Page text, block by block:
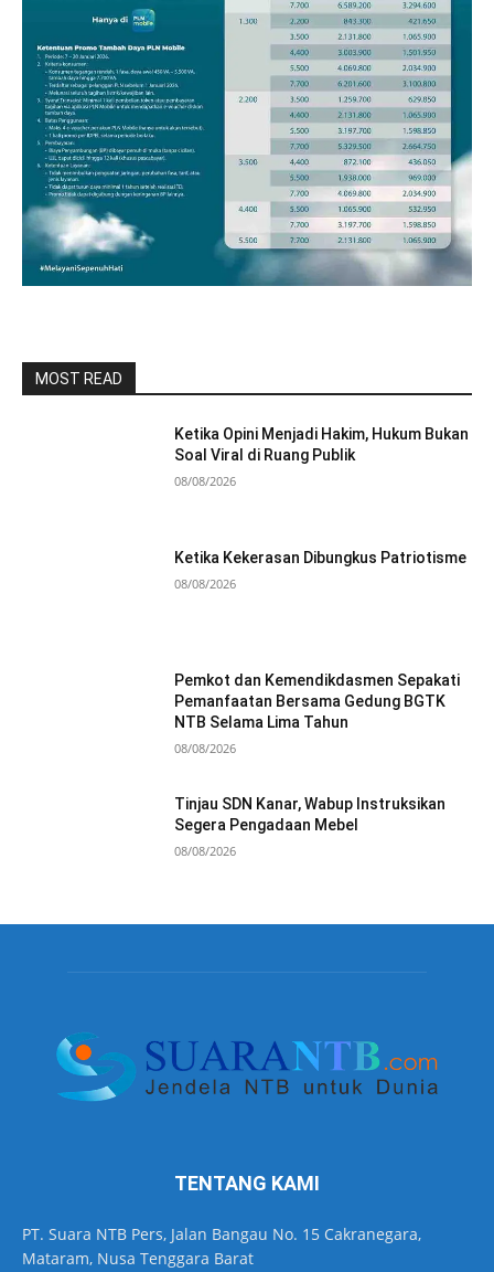
MOST READ
Ketika Opini Menjadi Hakim, Hukum Bukan
Soal Viral di Ruang Publik
08/08/2026
Ketika Kekerasan Dibungkus Patriotisme
08/08/2026
Pemkot dan Kemendikdasmen Sepakati
Pemanfaatan Bersama Gedung BGTK
NTB Selama Lima Tahun
08/08/2026
Tinjau SDN Kanar, Wabup Instruksikan
Segera Pengadaan Mebel
08/08/2026
TENTANG KAMI
PT. Suara NTB Pers, Jalan Bangau No. 15 Cakranegara,
Mataram, Nusa Tenggara Barat